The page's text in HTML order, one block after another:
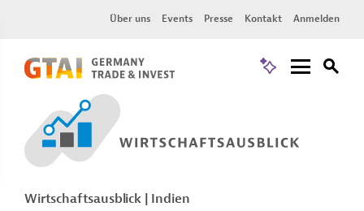
Über uns Events Presse Kontakt Anmelden
Wirtschaftsausblick | Indien